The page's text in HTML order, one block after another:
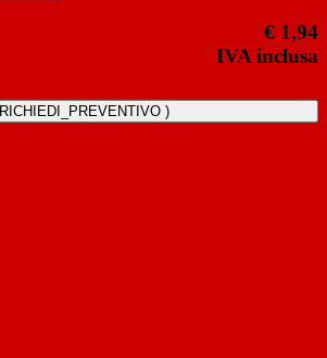
€ 1,94
IVA inclusa
RICHIEDI_PREVENTIVO )